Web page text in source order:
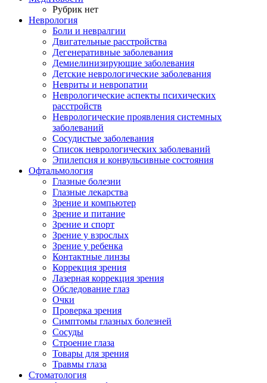
Рубрик нет
Неврология
Боли и невралгии
Двигательные расстройства
Дегенеративные заболевания
Демиелинизирующие заболевания
Детские неврологические заболевания
Невриты и невропатии
Неврологические аспекты психических
расстройств
Неврологические проявления системных
заболеваний
Сосудистые заболевания
Список неврологических заболеваний
Эпилепсия и конвульсивные состояния
Офтальмология
Глазные болезни
Глазные лекарства
Зрение и компьютер
Зрение и питание
Зрение и спорт
Зрение у взрослых
Зрение у ребенка
Контактные линзы
Коррекция зрения
Лазерная коррекция зрения
Обследование глаз
Очки
Проверка зрения
Симптомы глазных болезней
Сосуды
Строение глаза
Товары для зрения
Травмы глаза
Стоматология